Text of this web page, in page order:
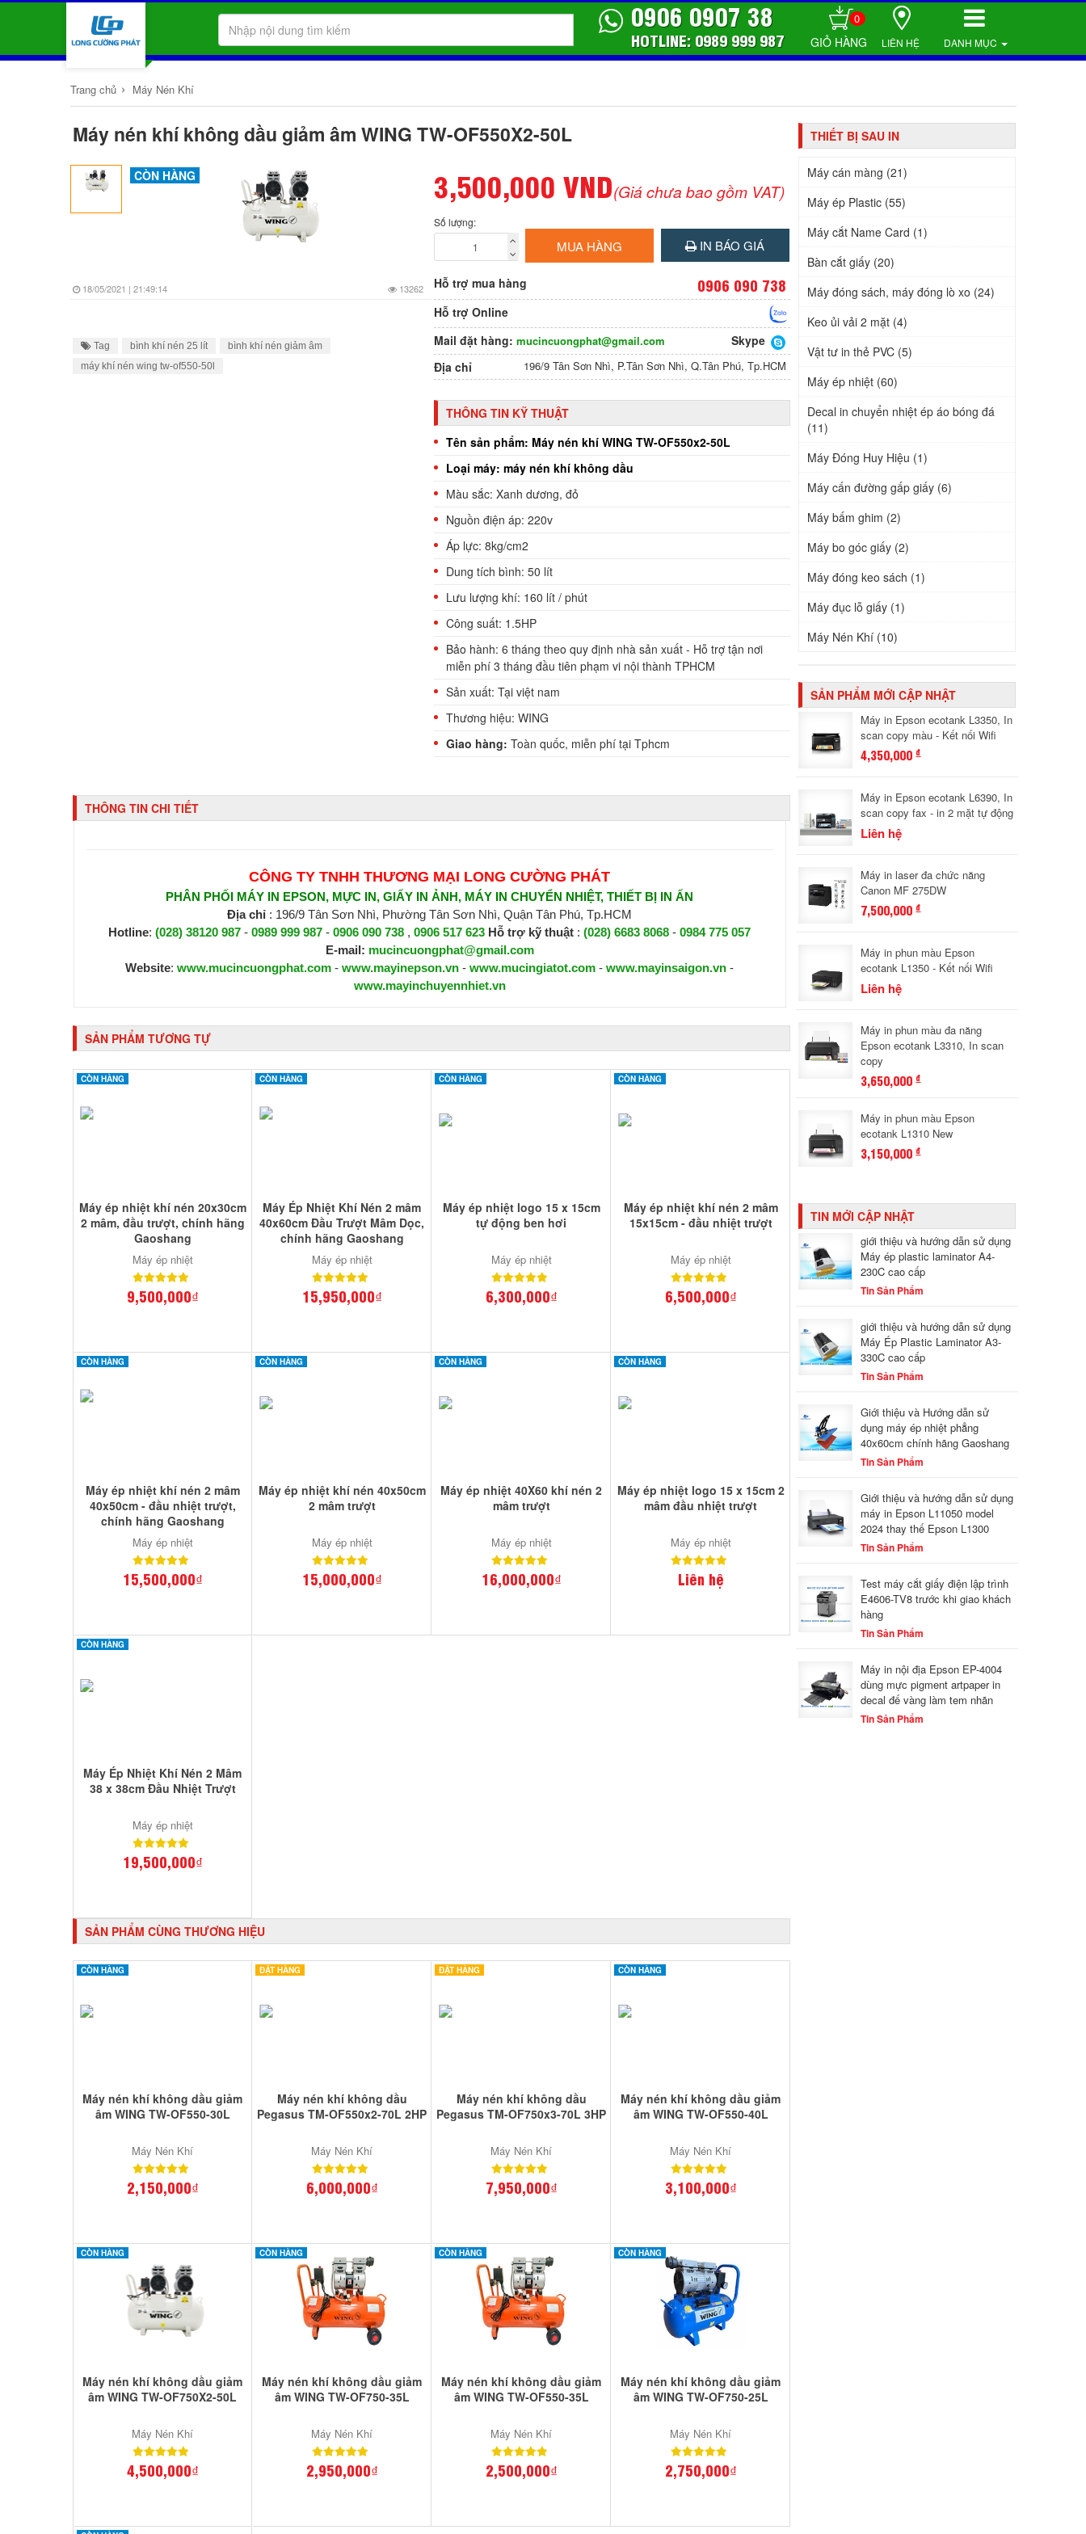
0
DANH MỤC
0906 0907 38
HOTLINE: 0989 999 987 LIÊN HỆ
Trang chủ › Máy Nén Khí
Máy nén khí không dầu giảm âm WING TW-OF550X2-50L
CÒN HÀNG
18/05/2021 | 21:49:14 13262
Tag bình khí nén 25 lít
bình khí nén giảm âm
máy khí nén wing tw-of550-50l
3,500,000 VND(Giá chưa bao gồm VAT)
Số lượng:
MUA HÀNG IN BÁO GIÁ
Hỗ trợ mua hàng 0906 090 738
Hỗ trợ Online
Mail đặt hàng: mucincuongphat@gmail.com
Skype
Địa chỉ
196/9 Tân Sơn Nhì, P.Tân Sơn Nhì, Q.Tân Phú, Tp.HCM
THÔNG TIN KỸ THUẬT
Tên sản phẩm: Máy nén khí WING TW-OF550x2-50L
Loại máy: máy nén khí không dầu
Màu sắc: Xanh dương, đỏ
Nguồn điện áp: 220v
Áp lực: 8kg/cm2
Dung tích bình: 50 lít
Lưu lượng khí: 160 lít / phút
Công suất: 1.5HP
Bảo hành: 6 tháng theo quy định nhà sản xuất - Hỗ trợ tận nơi
miễn phí 3 tháng đầu tiên phạm vi nội thành TPHCM
Sản xuất: Tại việt nam
Thương hiệu: WING
Giao hàng: Toàn quốc, miễn phí tại Tphcm
THÔNG TIN CHI TIẾT
CÔNG TY TNHH THƯƠNG MẠI LONG CƯỜNG PHÁT
PHÂN PHỐI MÁY IN EPSON, MỰC IN, GIẤY IN ẢNH, MÁY IN CHUYỂN NHIỆT, THIẾT BỊ IN ẤN
Địa chỉ : 196/9 Tân Sơn Nhì, Phường Tân Sơn Nhì, Quận Tân Phú, Tp.HCM
Hotline:(028) 38120 987-0989 999 987-0906 090 738 ,0906 517 623 Hỗ trợ kỹ thuật :(028) 6683 8068 -0984 775 057
E-mail: mucincuongphat@gmail.com
Website:www.mucincuongphat.com -www.mayinepson.vn -www.mucingiatot.com -www.mayinsaigon.vn -
www.mayinchuyennhiet.vn
SẢN PHẨM TƯƠNG TỰ
CÒN HÀNG
Máy ép nhiệt khí nén 20x30cm
2 mâm, đầu trượt, chính hãng
Gaoshang
Máy ép nhiệt
9,500,000₫
CÒN HÀNG
Máy Ép Nhiệt Khí Nén 2 mâm
40x60cm Đầu Trượt Mâm Dọc,
chính hãng Gaoshang
Máy ép nhiệt
15,950,000₫
CÒN HÀNG
Máy ép nhiệt logo 15 x 15cm
tự động ben hơi
Máy ép nhiệt
6,300,000₫
CÒN HÀNG
Máy ép nhiệt khí nén 2 mâm
15x15cm - đầu nhiệt trượt
Máy ép nhiệt
6,500,000₫
CÒN HÀNG
Máy ép nhiệt khí nén 2 mâm
40x50cm - đầu nhiệt trượt,
chính hãng Gaoshang
Máy ép nhiệt
15,500,000₫
CÒN HÀNG
Máy ép nhiệt khí nén 40x50cm
2 mâm trượt
Máy ép nhiệt
15,000,000₫
CÒN HÀNG
Máy ép nhiệt 40X60 khí nén 2
mâm trượt
Máy ép nhiệt
16,000,000₫
CÒN HÀNG
Máy ép nhiệt logo 15 x 15cm 2
mâm đầu nhiệt trượt
Máy ép nhiệt
Liên hệ
CÒN HÀNG
Máy Ép Nhiệt Khí Nén 2 Mâm
38 x 38cm Đầu Nhiệt Trượt
Máy ép nhiệt
19,500,000₫
SẢN PHẨM CÙNG THƯƠNG HIỆU
CÒN HÀNG
Máy nén khí không dầu giảm
âm WING TW-OF550-30L
Máy Nén Khí
2,150,000₫
ĐẶT HÀNG
Máy nén khí không dầu
Pegasus TM-OF550x2-70L 2HP
Máy Nén Khí
6,000,000₫
ĐẶT HÀNG
Máy nén khí không dầu
Pegasus TM-OF750x3-70L 3HP
Máy Nén Khí
7,950,000₫
CÒN HÀNG
Máy nén khí không dầu giảm
âm WING TW-OF550-40L
Máy Nén Khí
3,100,000₫
CÒN HÀNG
Máy nén khí không dầu giảm
âm WING TW-OF750X2-50L
Máy Nén Khí
4,500,000₫
CÒN HÀNG
Máy nén khí không dầu giảm
âm WING TW-OF750-35L
Máy Nén Khí
2,950,000₫
CÒN HÀNG
Máy nén khí không dầu giảm
âm WING TW-OF550-35L
Máy Nén Khí
2,500,000₫
CÒN HÀNG
Máy nén khí không dầu giảm
âm WING TW-OF750-25L
Máy Nén Khí
2,750,000₫
THIẾT BỊ SAU IN
Máy cán màng (21)
Máy ép Plastic (55)
Máy cắt Name Card (1)
Bàn cắt giấy (20)
Máy đóng sách, máy đóng lò xo (24)
Keo ủi vải 2 mặt (4)
Vật tư in thẻ PVC (5)
Máy ép nhiệt (60)
Decal in chuyển nhiệt ép áo bóng đá
(11)
Máy Đóng Huy Hiệu (1)
Máy cấn đường gấp giấy (6)
Máy bấm ghim (2)
Máy bo góc giấy (2)
Máy đóng keo sách (1)
Máy đục lỗ giấy (1)
Máy Nén Khí (10)
SẢN PHẨM MỚI CẬP NHẬT
Máy in Epson ecotank L3350, In
scan copy màu - Kết nối Wifi
4,350,000đ
Máy in Epson ecotank L6390, In
scan copy fax - in 2 mặt tự động
Liên hệ
Máy in laser đa chức năng
Canon MF 275DW
7,500,000đ
Máy in phun màu Epson
ecotank L1350 - Kết nối Wifi
Liên hệ
Máy in phun màu đa năng
Epson ecotank L3310, In scan
copy
3,650,000đ
Máy in phun màu Epson
ecotank L1310 New
3,150,000đ
TIN MỚI CẬP NHẬT
giới thiệu và hướng dẫn sử dụng
Máy ép plastic laminator A4-
230C cao cấp
Tin Sản Phẩm
giới thiệu và hướng dẫn sử dụng
Máy Ép Plastic Laminator A3-
330C cao cấp
Tin Sản Phẩm
Giới thiệu và Hướng dẫn sử
dụng máy ép nhiệt phẳng
40x60cm chính hãng Gaoshang
Tin Sản Phẩm
Giới thiệu và hướng dẫn sử dụng
máy in Epson L11050 model
2024 thay thế Epson L1300
Tin Sản Phẩm
Test máy cắt giấy điện lập trình
E4606-TV8 trước khi giao khách
hàng
Tin Sản Phẩm
Máy in nội địa Epson EP-4004
dùng mực pigment artpaper in
decal đế vàng làm tem nhãn
Tin Sản Phẩm